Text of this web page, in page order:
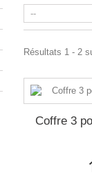
Résultats 1 - 2
Coffre 3